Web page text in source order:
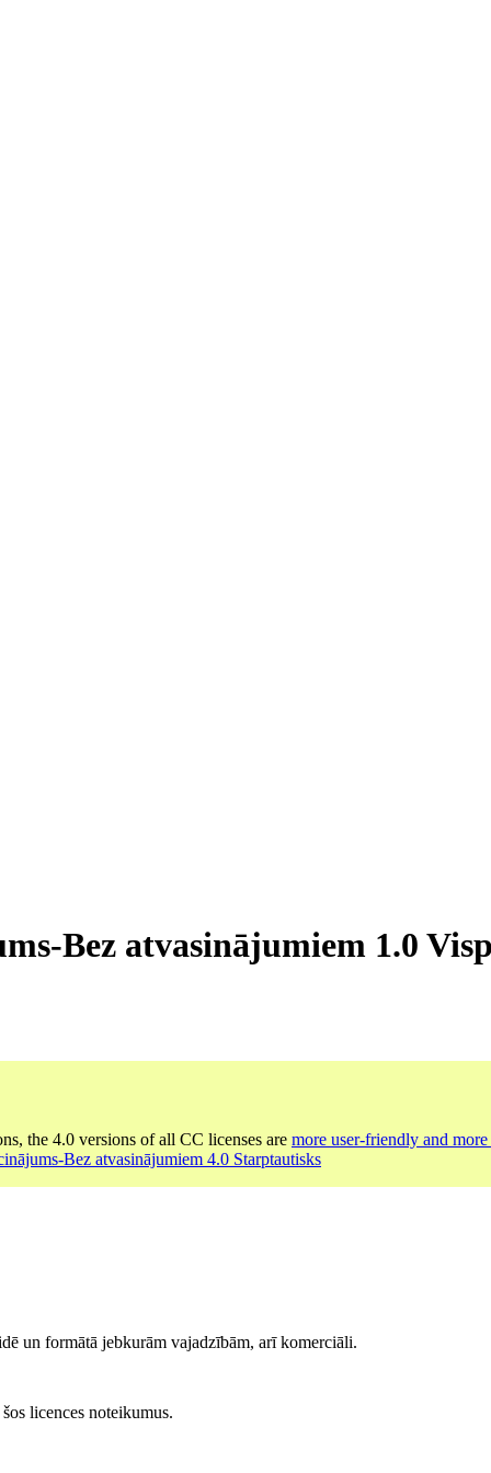
Bez atvasinājumiem 1.0
the 4.0 versions of all CC licenses are more user-friendly and
Bez atvasinājumiem 4.0 Starptautisks
un formātā jebkurām vajadzībām, arī komerciāli.
licences noteikumus.